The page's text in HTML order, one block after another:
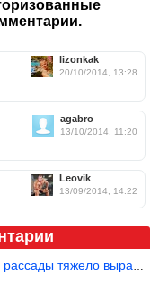
lizonkak
20/10/2014, 13:28
agabro
13/10/2014, 11:20
Leovik
13/09/2014, 14:22
тяжело вырастить!